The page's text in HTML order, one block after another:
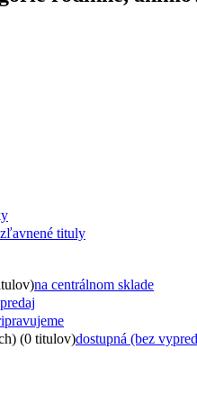
zľavnené tituly
na centrálnom sklade
(0 titulov)dostupná (bez